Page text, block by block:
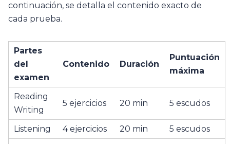
continuación, se detalla el contenido exacto de
cada prueba.
Partes
del
examen
Contenido Duración
Puntuación
máxima
Reading
Writing
5 ejercicios 20 min 5 escudos
Listening 4 ejercicios 20 min
5 escudos